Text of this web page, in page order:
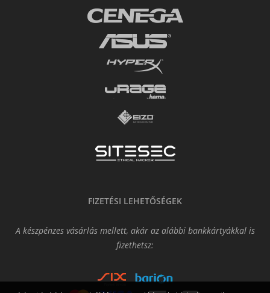
FIZETÉSI LEHETŐSÉGEK
A készpénzes vásárlás mellett, akár az alábbi bankkártyákkal is
fizethetsz: